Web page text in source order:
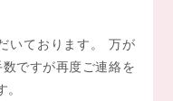
いております。 万が
ですが再度ご連絡を